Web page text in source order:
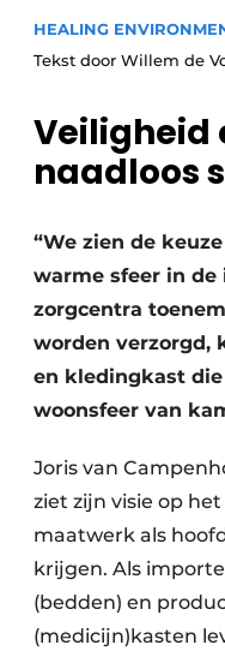
Privacy /
Vacatures
Video’s
Privéklinieken
HEALING
Tekst door Willem de
Veiligheid
naadloos
“We zien de
warme sfeer in
zorgcentra
worden verzorgd,
en kledingkast
woonsfeer van
Joris van
ziet zijn visie op
maatwerk als
krijgen. Als
(bedden) en
(medicijn)kasten